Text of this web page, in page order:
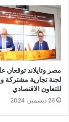
مصر وتايلاند توقعان
لجنة تجارية
للتعاون الاقتصادي
26 ديسمبر، 2024